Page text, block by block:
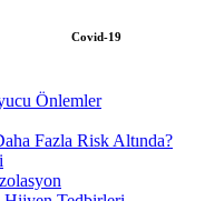
Covid-19
Önlemler
Fazla Risk Altında?